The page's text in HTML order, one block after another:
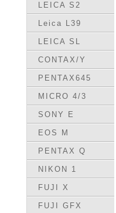
LEICA S2
Leica L39
LEICA SL
CONTAX/Y
PENTAX645
MICRO 4/3
SONY E
EOS M
PENTAX Q
NIKON 1
FUJI X
FUJI GFX